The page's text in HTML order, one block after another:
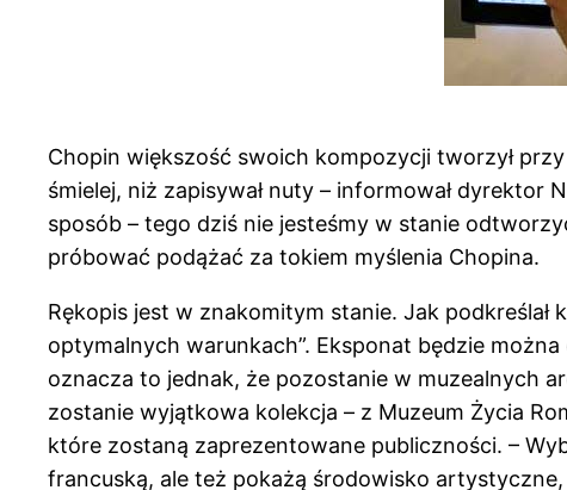
Chopin większość swoich kompozycji tworzył
śmielej, niż zapisywał nuty – informował dyrektor
sposób – tego dziś nie jesteśmy w stanie
próbować podążać za tokiem myślenia Chopina.
Rękopis jest w znakomitym stanie. Jak
optymalnych warunkach”. Eksponat będzie
oznacza to jednak, że pozostanie w muzealnych
zostanie wyjątkowa kolekcja – z Muzeum Życia
które zostaną zaprezentowane publiczności. –
francuską, ale też pokażą środowisko